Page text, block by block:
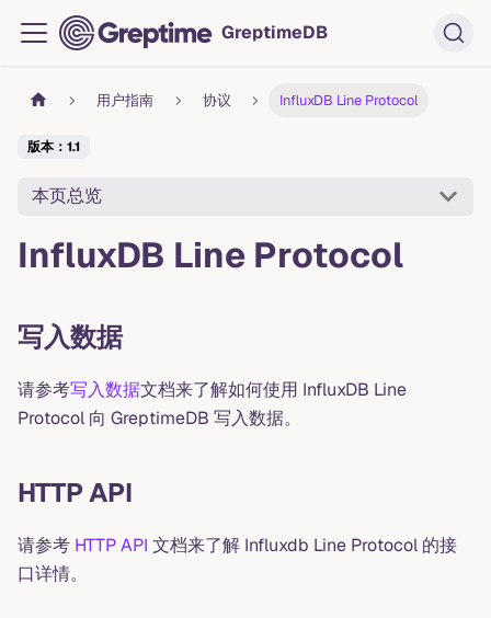
GreptimeDB
用户指南 协议 InfluxDB Line Protocol
版本：1.1
本页总览
InfluxDB Line Protocol
写入数据
请参考写入数据文档来了解如何使用 InfluxDB Line
Protocol 向 GreptimeDB 写入数据。
HTTP API
请参考 HTTP API 文档来了解 Influxdb Line Protocol 的接
口详情。